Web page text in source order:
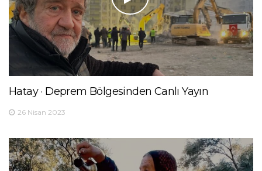
Hatay · Deprem Bölgesinden Canlı Yayın
26 Nisan 2023